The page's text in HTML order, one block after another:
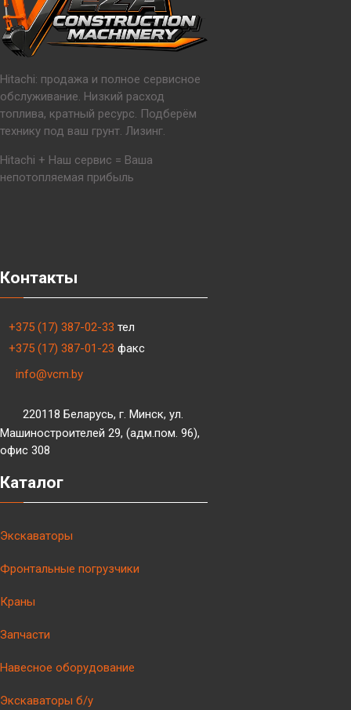
Hitachi: продажа и полное сервисное
обслуживание. Низкий расход
топлива, кратный ресурс. Подберём
технику под ваш грунт. Лизинг.
Hitachi + Наш сервис = Ваша
непотопляемая прибыль
Контакты
+375 (17) 387-02-33 тел
+375 (17) 387-01-23 факс
info@vcm.by
220118 Беларусь, г. Минск, ул.
Машиностроителей 29, (адм.пом. 96),
офис 308
Каталог
Экскаваторы
Фронтальные погрузчики
Краны
Запчасти
Навесное оборудование
Экскаваторы б/у